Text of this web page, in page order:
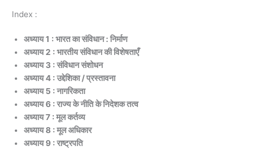
Index :
अध्याय 1 : भारत का संविधान : निर्माण
अध्याय 2 : भारतीय संविधान की विशेषताएँ
अध्याय 3 : संविधान संशोधन
अध्याय 4 : उद्देशिका / प्रस्तावना
अध्याय 5 : नागरिकता
अध्याय 6 : राज्य के नीति के निदेशक तत्व
अध्याय 7 : मूल कर्तव्य
अध्याय 8 : मूल अधिकार
अध्याय 9 : राष्ट्रपति